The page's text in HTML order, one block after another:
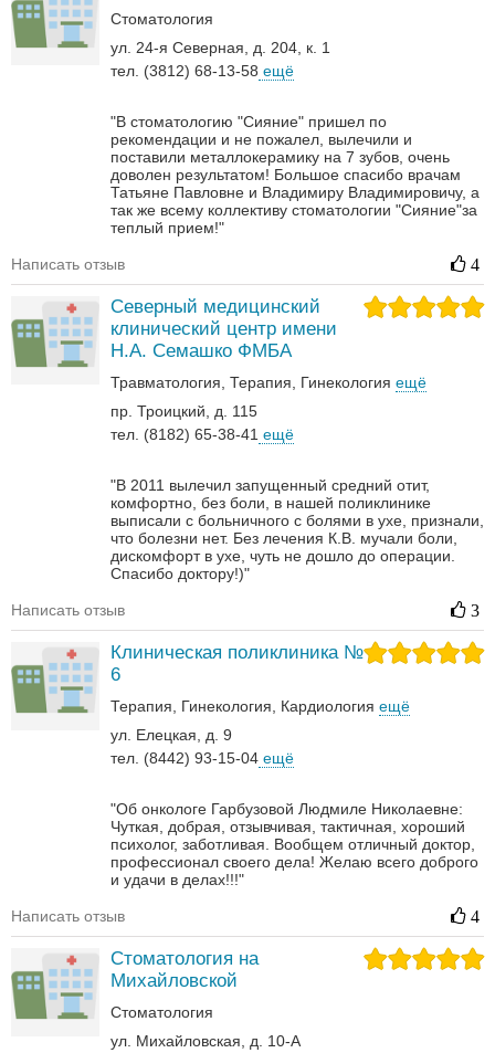
Стоматология
ул. 24-я Северная, д. 204, к. 1
тел. (3812) 68-13-58 ещё
"В стоматологию "Сияние" пришел по
рекомендации и не пожалел, вылечили и
поставили металлокерамику на 7 зубов, очень
доволен результатом! Большое спасибо врачам
Татьяне Павловне и Владимиру Владимировичу, а
так же всему коллективу стоматологии "Сияние"за
теплый прием!"
Написать отзыв 4
Северный медицинский
клинический центр имени
Н.А. Семашко ФМБА
Травматология Терапия Гинекология ещё
пр. Троицкий, д. 115
тел. (8182) 65-38-41 ещё
"В 2011 вылечил запущенный средний отит,
комфортно, без боли, в нашей поликлинике
выписали с больничного с болями в ухе, признали,
что болезни нет. Без лечения К.В. мучали боли,
дискомфорт в ухе, чуть не дошло до операции.
Спасибо доктору!)"
Написать отзыв 3
Клиническая поликлиника №
6
Терапия Гинекология Кардиология ещё
ул. Елецкая, д. 9
тел. (8442) 93-15-04 ещё
"Об онкологе Гарбузовой Людмиле Николаевне:
Чуткая, добрая, отзывчивая, тактичная, хороший
психолог, заботливая. Вообщем отличный доктор,
профессионал своего дела! Желаю всего доброго
и удачи в делах!!!"
Написать отзыв 4
Стоматология на
Михайловской
Стоматология
ул. Михайловская, д. 10-А